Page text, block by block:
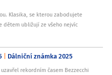
Klasika, se kterou zabodujete
dětem ubližují ze všeho nejvíc
Dálniční známka 2025
rekordním časem Bezzecchi